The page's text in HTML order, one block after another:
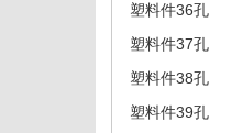
塑料件36孔
塑料件37孔
塑料件38孔
塑料件39孔